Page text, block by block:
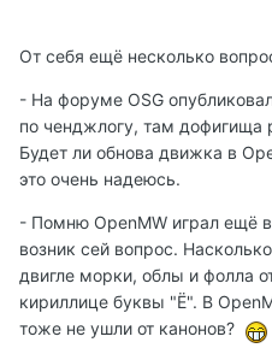
От себя ещё несколько
- На форуме OSG
по ченджлогу, там дофигища
Будет ли обнова движка в
это очень надеюсь.
- Помню OpenMW играл ещё
возник сей вопрос.
двигле морки, облы и фолла
кириллице буквы "Ё". В
тоже не ушли от канонов?